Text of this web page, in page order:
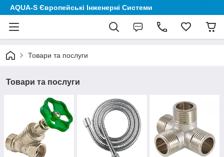
AQUA-S Європейські Інженерні Системи
Товари та послуги
Товари та послуги